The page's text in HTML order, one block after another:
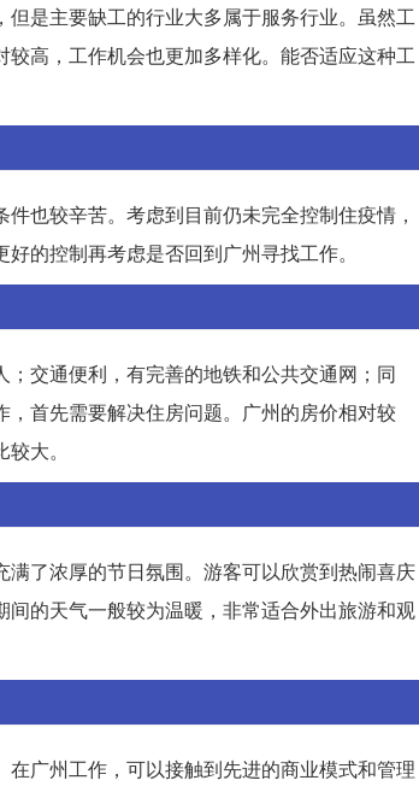
是主要缺工的行业大多属于服务行业。虽然工
高，工作机会也更加多样化。能否适应这种工
也较辛苦。考虑到目前仍未完全控制住疫情，
的控制再考虑是否回到广州寻找工作。
交通便利，有完善的地铁和公共交通网；同
首先需要解决住房问题。广州的房价相对较
大。
了浓厚的节日氛围。游客可以欣赏到热闹喜庆
的天气一般较为温暖，非常适合外出旅游和观
广州工作，可以接触到先进的商业模式和管理